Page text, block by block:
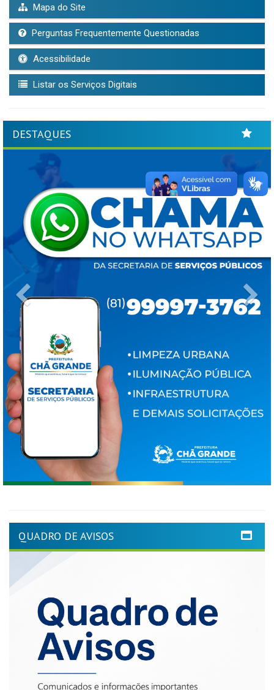
Mapa do Site
Perguntas Frequentemente Questionadas
Acessibilidade
Listar os Serviços Digitais
DESTAQUES
QUADRO DE AVISOS